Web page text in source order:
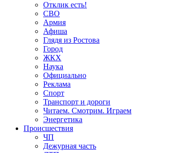
Отклик есть!
СВО
Армия
Афиша
Глядя из Ростова
Город
ЖКХ
Наука
Официально
Реклама
Спорт
Транспорт и дороги
Читаем. Смотрим. Играем
Энергетика
Происшествия
ЧП
Дежурная часть